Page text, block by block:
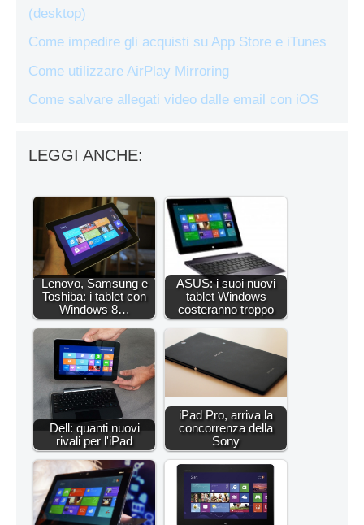
(desktop)
Come impedire gli acquisti su App Store e iTunes
Come utilizzare AirPlay Mirroring
Come salvare allegati video dalle email con iOS
LEGGI ANCHE:
Lenovo, Samsung e
Toshiba: i tablet con
Windows 8…
ASUS: i suoi nuovi
tablet Windows
costeranno troppo
Dell: quanti nuovi
rivali per l'iPad
iPad Pro, arriva la
concorrenza della
Sony